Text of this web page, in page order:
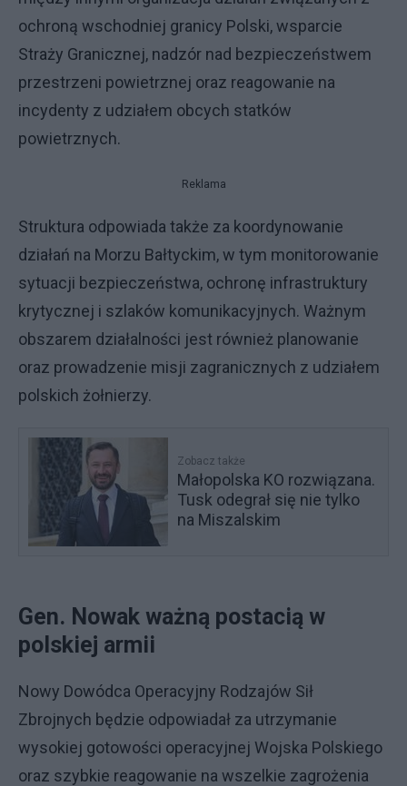
ochroną wschodniej granicy Polski, wsparcie
Straży Granicznej, nadzór nad bezpieczeństwem
przestrzeni powietrznej oraz reagowanie na
incydenty z udziałem obcych statków
powietrznych.
Reklama
Struktura odpowiada także za koordynowanie
działań na Morzu Bałtyckim, w tym monitorowanie
sytuacji bezpieczeństwa, ochronę infrastruktury
krytycznej i szlaków komunikacyjnych. Ważnym
obszarem działalności jest również planowanie
oraz prowadzenie misji zagranicznych z udziałem
polskich żołnierzy.
Zobacz także
Małopolska KO rozwiązana.
Tusk odegrał się nie tylko
na Miszalskim
Gen. Nowak ważną postacią w
polskiej armii
Nowy Dowódca Operacyjny Rodzajów Sił
Zbrojnych będzie odpowiadał za utrzymanie
wysokiej gotowości operacyjnej Wojska Polskiego
oraz szybkie reagowanie na wszelkie zagrożenia